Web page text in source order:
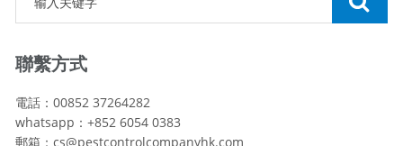
聯繫方式
電話：00852 37264282
whatsapp：+852 6054 0383
郵箱：cs@pestcontrolcompanyhk.com